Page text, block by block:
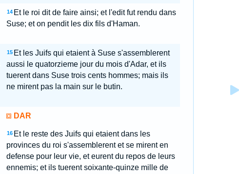
14 Et le roi dit de faire ainsi; et l'edit fut rendu dans
Suse; et on pendit les dix fils d'Haman.
15 Et les Juifs qui etaient à Suse s'assemblerent
aussi le quatorzieme jour du mois d'Adar, et ils
tuerent dans Suse trois cents hommes; mais ils
ne mirent pas la main sur le butin.
DAR
16 Et le reste des Juifs qui etaient dans les
provinces du roi s'assemblerent et se mirent en
defense pour leur vie, et eurent du repos de leurs
ennemis; et ils tuerent soixante-quinze mille de